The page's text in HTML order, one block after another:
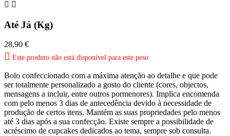
 
Até Já (Kg)
28,90 €
 Este produto não está disponível para este peso
Bolo confeccionado com a máxima atenção ao detalhe e que pode
ser totalmente personalizado a gosto do cliente (cores, objectos,
mensagens a incluir, entre outros pormenores). Implica encomenda
com pelo menos 3 dias de antecedência devido à necessidade de
produção de certos itens. Mantém as suas propriedades pelo menos
até 3 dias após a sua confecção. Existe sempre a possibilidade de
acréscimo de cupcakes dedicados ao tema, sempre sob consulta.